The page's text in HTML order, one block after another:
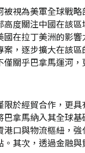
視為美軍全球戰
度關注中國在該
在拉丁美洲的影
，逐步擴大在該
關乎巴拿馬運河
於經貿合作，更
拿馬納入其全球
口與物流樞紐，
其次，透過金融